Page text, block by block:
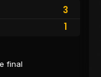
3
1
final